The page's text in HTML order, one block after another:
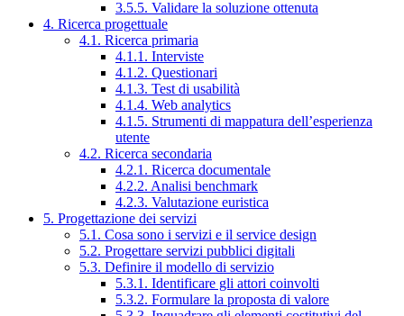
3.5.5. Validare la soluzione ottenuta
4. Ricerca progettuale
4.1. Ricerca primaria
4.1.1. Interviste
4.1.2. Questionari
4.1.3. Test di usabilità
4.1.4. Web analytics
4.1.5. Strumenti di mappatura dell’esperienza
utente
4.2. Ricerca secondaria
4.2.1. Ricerca documentale
4.2.2. Analisi benchmark
4.2.3. Valutazione euristica
5. Progettazione dei servizi
5.1. Cosa sono i servizi e il service design
5.2. Progettare servizi pubblici digitali
5.3. Definire il modello di servizio
5.3.1. Identificare gli attori coinvolti
5.3.2. Formulare la proposta di valore